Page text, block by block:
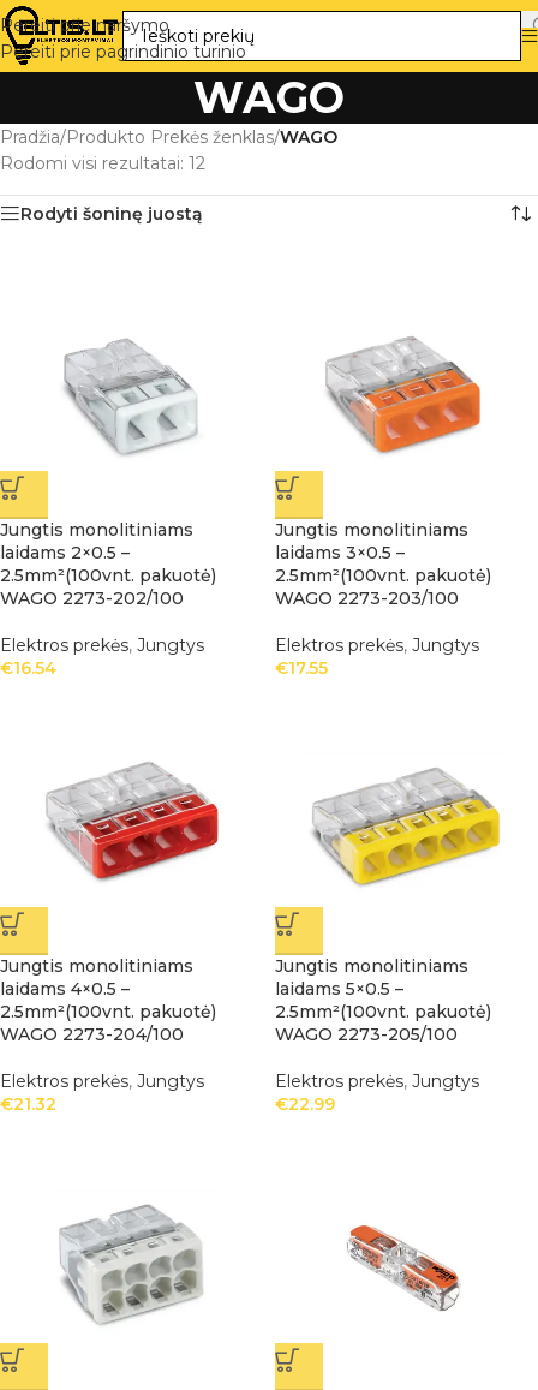
Pereiti prie naršymo
Pereiti prie pagrindinio turinio
WAGO
Pradžia/Produkto Prekės ženklas/WAGO
Rodomi visi rezultatai: 12
Rodyti šoninę juostą
Jungtis monolitiniams
laidams 2×0.5 –
2.5mm²(100vnt. pakuotė)
WAGO 2273-202/100
Elektros prekės, Jungtys
€16.54
Jungtis monolitiniams
laidams 3×0.5 –
2.5mm²(100vnt. pakuotė)
WAGO 2273-203/100
Elektros prekės, Jungtys
€17.55
Jungtis monolitiniams
laidams 4×0.5 –
2.5mm²(100vnt. pakuotė)
WAGO 2273-204/100
Elektros prekės, Jungtys
€21.32
Jungtis monolitiniams
laidams 5×0.5 –
2.5mm²(100vnt. pakuotė)
WAGO 2273-205/100
Elektros prekės, Jungtys
€22.99